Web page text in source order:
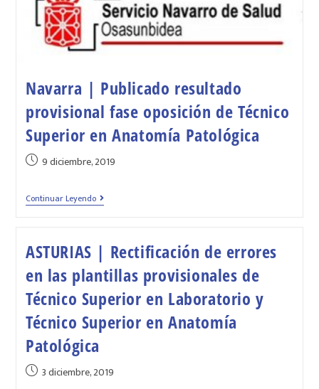
Navarra | Publicado resultado
provisional fase oposición de Técnico
Superior en Anatomía Patológica
9 diciembre, 2019
Continuar Leyendo
ASTURIAS | Rectificación de errores
en las plantillas provisionales de
Técnico Superior en Laboratorio y
Técnico Superior en Anatomía
Patológica
3 diciembre, 2019